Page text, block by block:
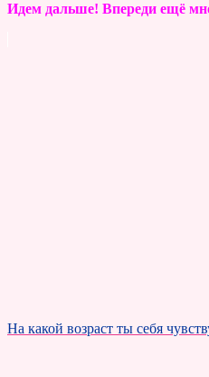
Идем дальше! Впереди ещё
На какой возраст ты себя